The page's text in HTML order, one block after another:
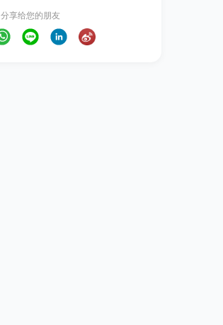
分享给您的朋友